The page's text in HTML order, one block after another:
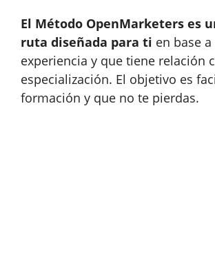
El Método OpenMarketers es
ruta diseñada para ti en base a
experiencia y que tiene relación
especialización. El objetivo es
formación y que no te pierdas.